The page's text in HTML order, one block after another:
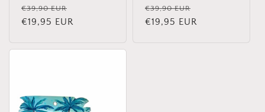
Prix
habituel
€39,90 EUR
€19,95 EUR
Prix
habituel
€39,90 EUR
€19,95 EUR